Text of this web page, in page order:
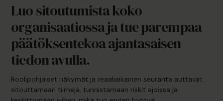
Luo sitoutumista koko
organisaatiossa ja tue parempaa
päätöksentekoa ajantasaisen
tiedon avulla.
Roolipohjaiset näkymät ja reaaliaikainen seuranta auttavat
sitouttamaan tiimejä, tunnistamaan riskit ajoissa ja